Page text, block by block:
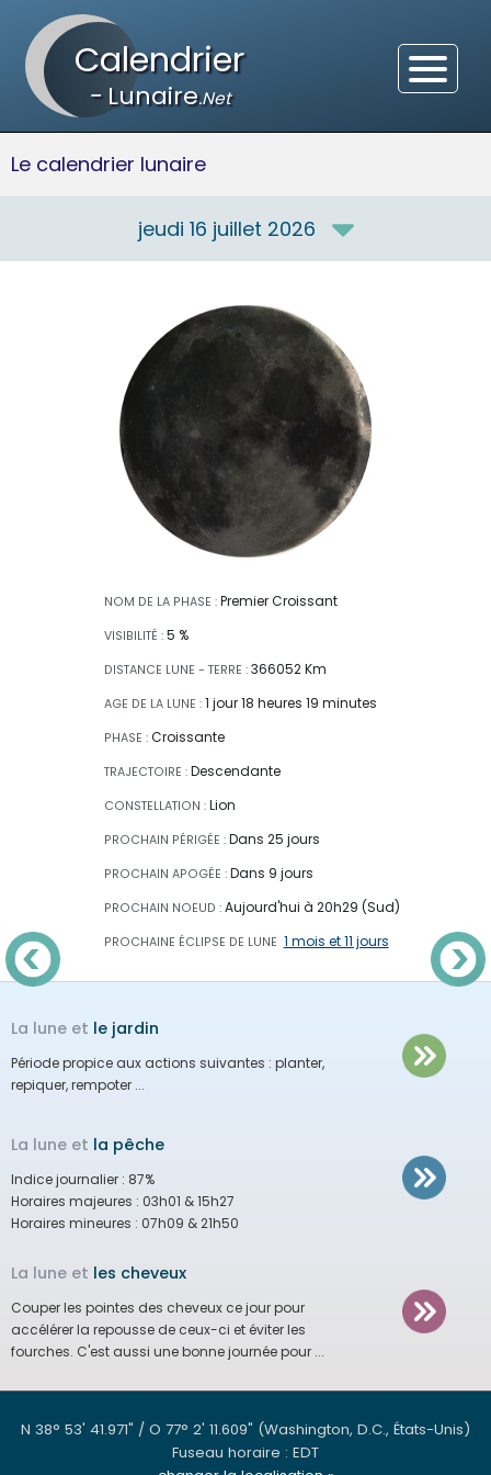
Calendrier
-Lunaire.Net
Le calendrier lunaire
jeudi 16 juillet 2026
NOM DE LA PHASE : Premier Croissant
VISIBILITÉ : 5 %
DISTANCE LUNE - TERRE : 366052 Km
AGE DE LA LUNE : 1 jour 18 heures 19 minutes
PHASE : Croissante
TRAJECTOIRE : Descendante
CONSTELLATION : Lion
PROCHAIN PÉRIGÉE : Dans 25 jours
PROCHAIN APOGÉE : Dans 9 jours
PROCHAIN NOEUD : Aujourd'hui à 20h29 (Sud)
PROCHAINE ÉCLIPSE DE LUNE 1 mois et 11 jours
La lune et le jardin
Période propice aux actions suivantes : planter,
repiquer, rempoter ...
La lune et la pêche
Indice journalier : 87%
Horaires majeures : 03h01 & 15h27
Horaires mineures : 07h09 & 21h50
La lune et les cheveux
Couper les pointes des cheveux ce jour pour
accélérer la repousse de ceux-ci et éviter les
fourches. C'est aussi une bonne journée pour ...
N 38° 53' 41.971" / O 77° 2' 11.609" (Washington, D.C., États-Unis)
Fuseau horaire : EDT